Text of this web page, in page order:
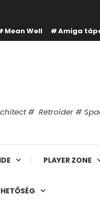
Mean Well Amiga
# Retroider #
PLAYER ZONE